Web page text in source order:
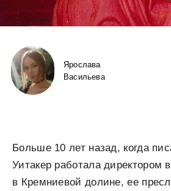
Ярослава
Васильева
Больше 10 лет назад, когда
Уитакер работала директором
в Кремниевой долине, ее